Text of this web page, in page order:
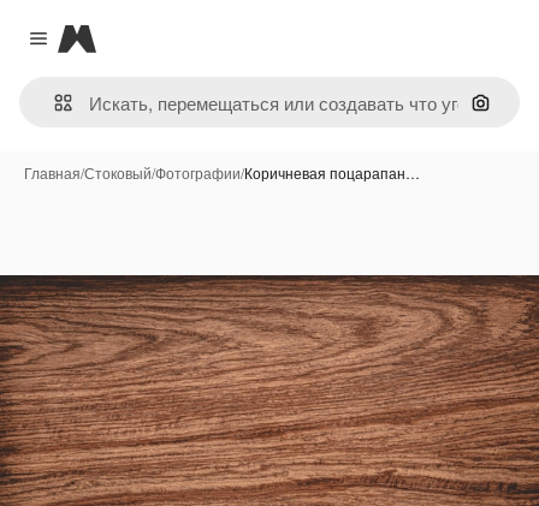
Close menu
Magnific
Поиск
Главная/Стоковый/Фотографии/Коричневая поцарапан…